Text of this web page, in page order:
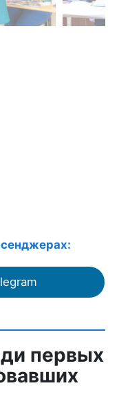
первых